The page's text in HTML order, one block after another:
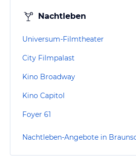
Nachtleben
Universum-Filmtheater
City Filmpalast
Kino Broadway
Kino Capitol
Foyer 61
Nachtleben-Angebote in